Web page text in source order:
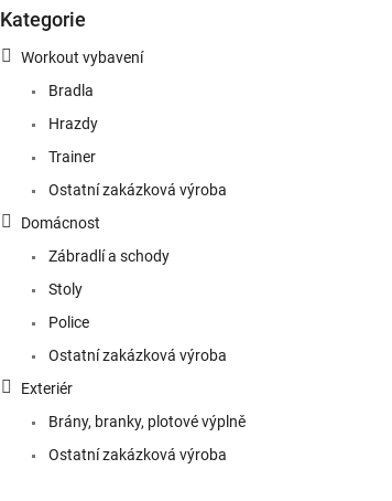
Přeskočit
Kategorie
Workout vybavení
Bradla
Hrazdy
Trainer
Ostatní zakázková výroba
Domácnost
Zábradlí a schody
Stoly
Police
Ostatní zakázková výroba
Exteriér
Brány, branky, plotové výplně
Ostatní zakázková výroba